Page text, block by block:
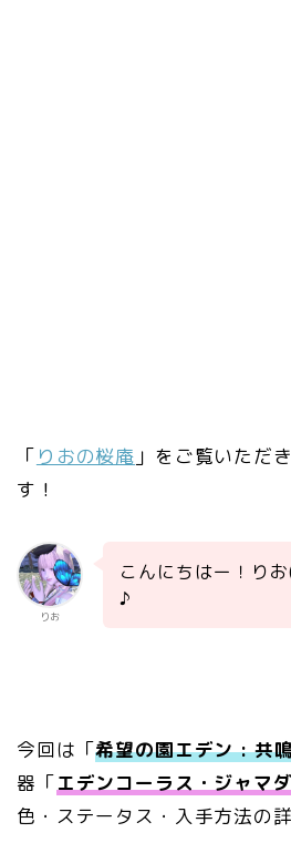
「 りおの桜庵 」をご覧いただ
す！
りお
こんにちはー！り
♪
今回は「希望の園エデン : 共
器「エデンコーラス・ジャマ
色・ステータス・入手方法の詳